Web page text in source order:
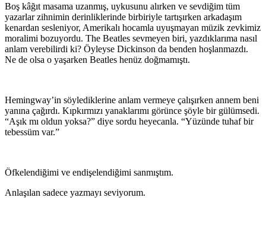
Boş kâğıt masama uzanmış, uykusunu alırken ve sevdiğim tüm
yazarlar zihnimin derinliklerinde birbiriyle tartışırken arkadaşım
kenardan sesleniyor, Amerikalı hocamla uyuşmayan müzik zevkimiz
moralimi bozuyordu. The Beatles sevmeyen biri, yazdıklarıma nasıl
anlam verebilirdi ki? Öyleyse Dickinson da benden hoşlanmazdı.
Ne de olsa o yaşarken Beatles henüz doğmamıştı.
Hemingway’in söylediklerine anlam vermeye çalışırken annem beni
yanına çağırdı. Kıpkırmızı yanaklarımı görünce şöyle bir gülümsedi.
“Aşık mı oldun yoksa?” diye sordu heyecanla. “Yüzünde tuhaf bir
tebessüm var.”
Öfkelendiğimi ve endişelendiğimi sanmıştım.
Anlaşılan sadece yazmayı seviyorum.